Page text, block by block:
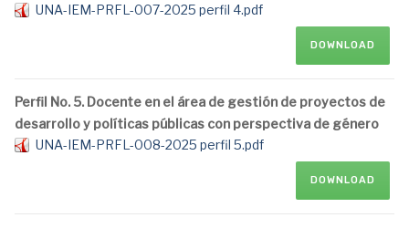
UNA-IEM-PRFL-007-2025 perfil 4.pdf
DOWNLOAD
Perfil No. 5. Docente en el área de gestión de proyectos de
desarrollo y políticas públicas con perspectiva de género
UNA-IEM-PRFL-008-2025 perfil 5.pdf
DOWNLOAD